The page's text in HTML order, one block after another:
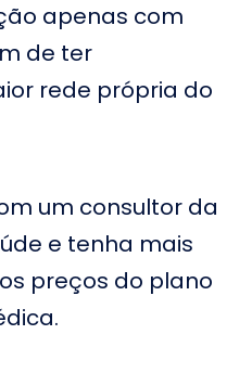
apenas com
de ter
rede própria do
um consultor da
e tenha mais
preços do plano